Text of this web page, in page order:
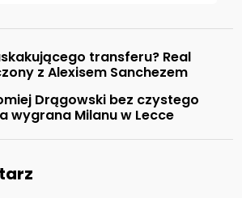
transferu? Real
z Alexisem Sanchezem
Drągowski bez czystego
wygrana Milanu w Lecce